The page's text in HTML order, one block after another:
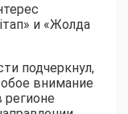
и «Жолда
подчеркнул,
внимание
регионе